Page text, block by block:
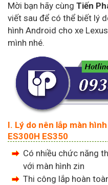
Mời bạn hãy cùng Tiến
viết sau để có thể biết lý
hình Android cho xe
mình nhé.
I. Lý do nên lắp màn
ES300H ES350
Có nhiều chức năng
với màn hình zin
Thi công lắp hoàn